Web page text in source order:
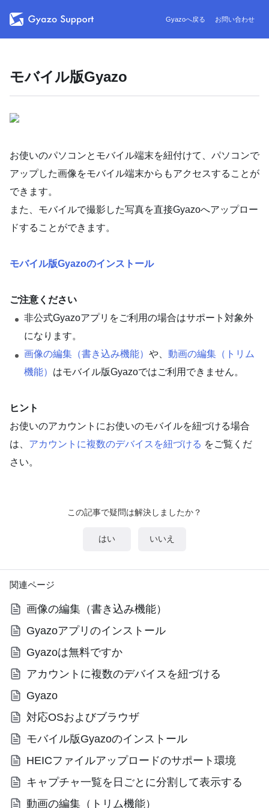
Gyazoへ戻る お問い合わせ
モバイル版Gyazo
お使いのパソコンとモバイル端末を紐付けて、パソコンで
アップした画像をモバイル端末からもアクセスすることが
できます。
また、モバイルで撮影した写真を直接Gyazoへアップロー
ドすることができます。
モバイル版Gyazoのインストール
ご注意ください
非公式Gyazoアプリをご利用の場合はサポート対象外
になります。
画像の編集（書き込み機能） や、 動画の編集（トリム
機能） はモバイル版Gyazoではご利用できません。
ヒント
お使いのアカウントにお使いのモバイルを紐づける場合
は、 アカウントに複数のデバイスを紐づける をご覧くだ
さい。
この記事で疑問は解決しましたか？
はい いいえ
関連ページ
画像の編集（書き込み機能）
Gyazoアプリのインストール
Gyazoは無料ですか
アカウントに複数のデバイスを紐づける
Gyazo
対応OSおよびブラウザ
モバイル版Gyazoのインストール
HEICファイルアップロードのサポート環境
キャプチャ一覧を日ごとに分割して表示する
動画の編集（トリム機能）